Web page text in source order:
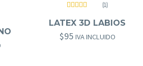
con5.00 de
5
(1)
LATEX 3D LABIOS
$95 IVA INCLUIDO